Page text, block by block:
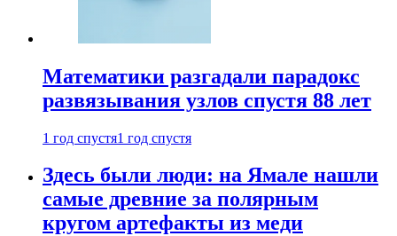
Математики разгадали парадокс
развязывания узлов спустя 88 лет
1 год спустя1 год спустя
Здесь были люди: на Ямале нашли
самые древние за полярным
кругом артефакты из меди